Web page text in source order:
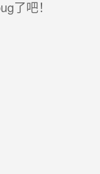
了吧！